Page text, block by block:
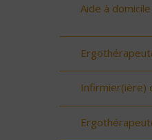
Aide à
Infirmier(ière)